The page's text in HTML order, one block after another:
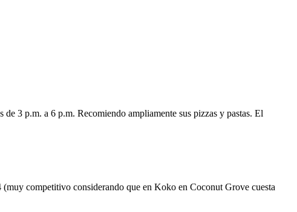
3 p.m. a 6 p.m. Recomiendo ampliamente sus pizzas y pastas. El
competitivo considerando que en Koko en Coconut Grove cuesta